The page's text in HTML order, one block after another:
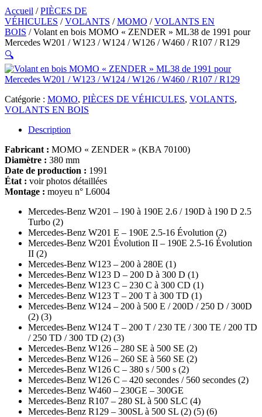
Accueil /PIÈCES DE
VÉHICULES /VOLANTS /MOMO /VOLANTS EN
BOIS / Volant en bois MOMO « ZENDER » ML38 de 1991 pour
Mercedes W201 / W123 / W124 / W126 / W460 / R107 / R129
🔍
Catégorie : MOMO, PIÈCES DE VÉHICULES, VOLANTS,
VOLANTS EN BOIS
Description
Fabricant : MOMO « ZENDER » (KBA 70100)
Diamètre : 380 mm
Date de production : 1991
État : voir photos détaillées
Montage : moyeu n° L6004
Mercedes-Benz W201 – 190 à 190E 2.6 / 190D à 190 D 2.5
Turbo (2)
Mercedes-Benz W201 E – 190E 2.5-16 Évolution (2)
Mercedes-Benz W201 Évolution II – 190E 2.5-16 Évolution
II (2)
Mercedes-Benz W123 – 200 à 280E (1)
Mercedes-Benz W123 D – 200 D à 300 D (1)
Mercedes-Benz W123 C – 230 C à 300 CD (1)
Mercedes-Benz W123 T – 200 T à 300 TD (1)
Mercedes-Benz W124 – 200 à 500 E / 200D / 250 D / 300D
(2) (3)
Mercedes-Benz W124 T – 200 T / 230 TE / 300 TE / 200 TD
/ 250 TD / 300 TD (2) (3)
Mercedes-Benz W126 – 280 SE à 500 SE (2)
Mercedes-Benz W126 – 260 SE à 560 SE (2)
Mercedes-Benz W126 C – 380 s / 500 s (2)
Mercedes-Benz W126 C – 420 secondes / 560 secondes (2)
Mercedes-Benz W460 – 230GE – 300GE
Mercedes-Benz R107 – 280 SL à 500 SLC (4)
Mercedes-Benz R129 – 300SL à 500 SL (2) (5) (6)